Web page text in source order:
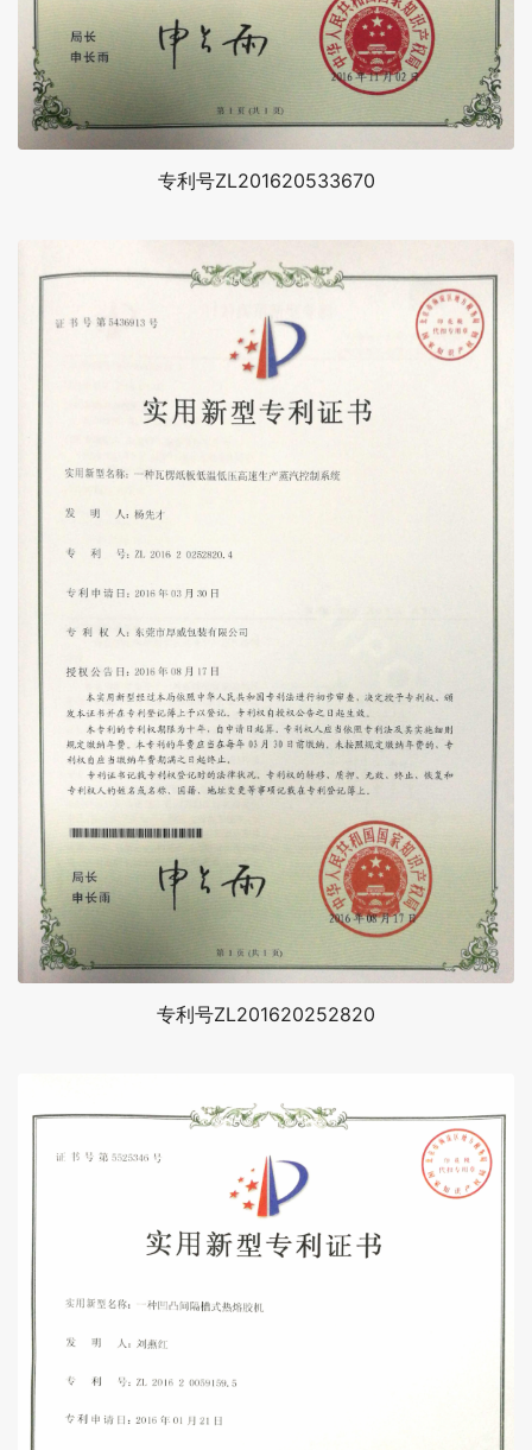
专利号ZL201620533670
专利号ZL201620252820